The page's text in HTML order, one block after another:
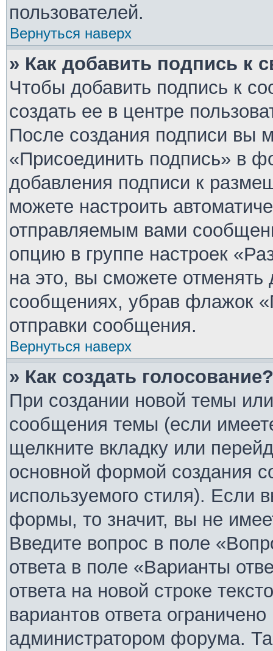
пользователей.
Вернуться наверх
» Как добавить подпись к
Чтобы добавить подпись к
создать ее в центре
После создания подписи вы
«Присоединить подпись» в
добавления подписи к
можете настроить
отправляемым вами
опцию в группе настроек
на это, вы сможете
сообщениях, убрав флажок
отправки сообщения.
Вернуться наверх
» Как создать голосование?
При создании новой темы
сообщения темы (если
щелкните вкладку или
основной формой создания
используемого стиля). Если
формы, то значит, вы не
Введите вопрос в поле
ответа в поле «Варианты
ответа на новой строке
вариантов ответа
администратором форума.